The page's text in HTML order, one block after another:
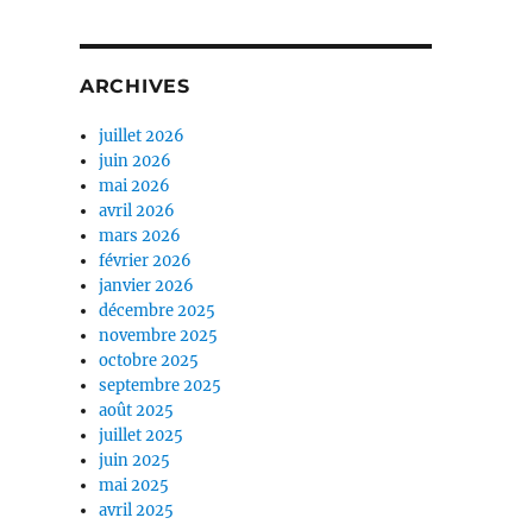
ARCHIVES
juillet 2026
juin 2026
mai 2026
avril 2026
mars 2026
février 2026
janvier 2026
décembre 2025
novembre 2025
octobre 2025
septembre 2025
août 2025
juillet 2025
juin 2025
mai 2025
avril 2025